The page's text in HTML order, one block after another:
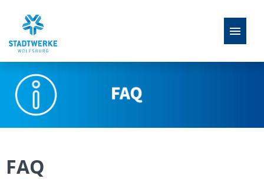
Stellenangebote
Ausbildung
Perspektiven
FAQ